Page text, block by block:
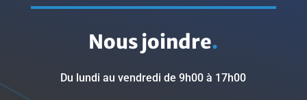
Nous joindre.
Du lundi au vendredi de 9h00 à 17h00